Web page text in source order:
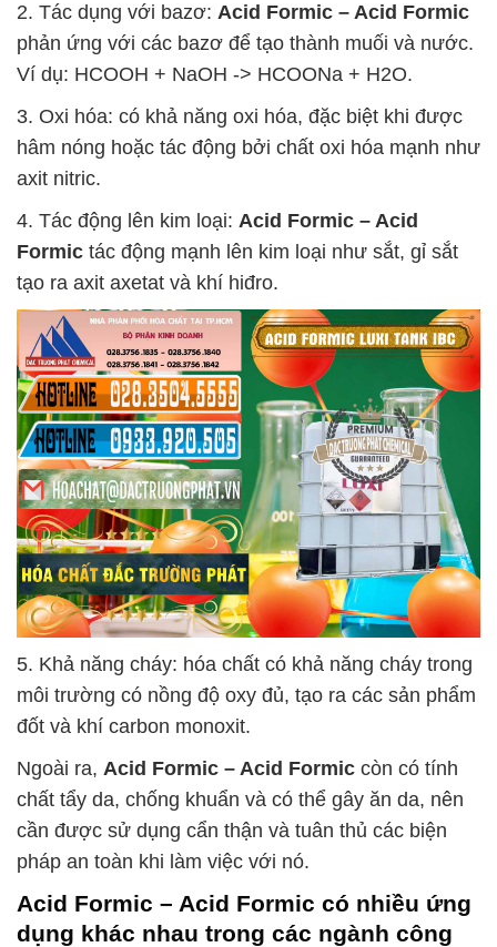
2. Tác dụng với bazơ: Acid Formic – Acid Formic
phản ứng với các bazơ để tạo thành muối và nước.
Ví dụ: HCOOH + NaOH -> HCOONa + H2O.
3. Oxi hóa: có khả năng oxi hóa, đặc biệt khi được
hâm nóng hoặc tác động bởi chất oxi hóa mạnh như
axit nitric.
4. Tác động lên kim loại: Acid Formic – Acid
Formic tác động mạnh lên kim loại như sắt, gỉ sắt
tạo ra axit axetat và khí hiđro.
5. Khả năng cháy: hóa chất có khả năng cháy trong
môi trường có nồng độ oxy đủ, tạo ra các sản phẩm
đốt và khí carbon monoxit.
Ngoài ra, Acid Formic – Acid Formic còn có tính
chất tẩy da, chống khuẩn và có thể gây ăn da, nên
cần được sử dụng cẩn thận và tuân thủ các biện
pháp an toàn khi làm việc với nó.
Acid Formic – Acid Formic có nhiều ứng
dụng khác nhau trong các ngành công